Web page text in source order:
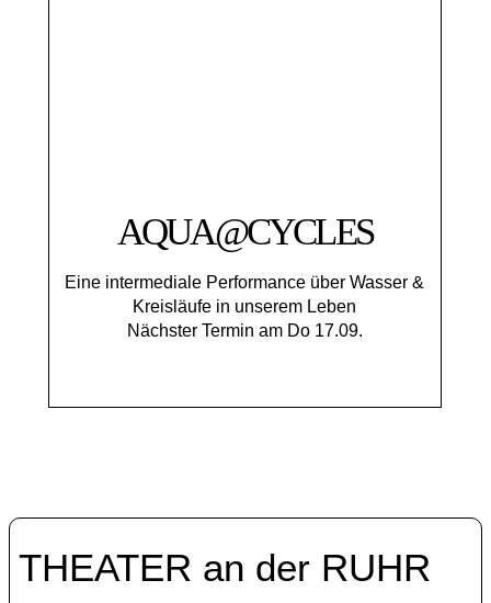
AQUA@CYCLES
Eine intermediale Performance über Wasser &
Kreisläufe in unserem Leben
Nächster Termin am Do 17.09.
THEATER an der RUHR